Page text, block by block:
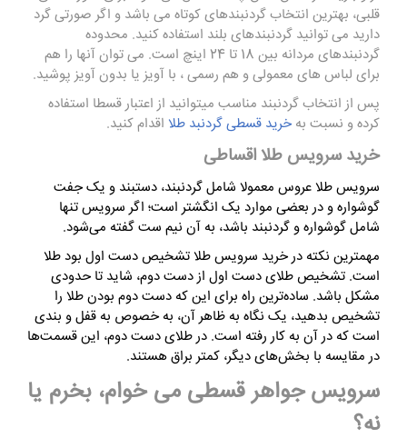
قلبی، بهترین انتخاب گردنبندهای کوتاه می باشد و اگر صورتی گرد
دارید می توانید گردنبندهای بلند استفاده کنید. محدوده
گردنبندهای مردانه بین 18 تا 24 اینچ است. می توان آنها را هم
برای لباس های معمولی و هم رسمی ، با آویز یا بدون آویز پوشید.
پس از انتخاب گردنبند مناسب میتوانید از اعتبار قسطا استفاده
کرده و نسبت به خرید قسطی گردنبد طلا اقدام کنید.
خرید سرویس طلا اقساطی
سرویس طلا عروس معمولا شامل گردنبند، دستبند و یک جفت
گوشواره و در بعضی موارد یک انگشتر است؛ اگر سرویس تنها
شامل گوشواره و گردنبند باشد، به آن نیم ست گفته می‌شود.
مهمترین نکته در خرید سرویس طلا تشخیص دست اول بود طلا
است. تشخیص طلای دست اول از دست دوم، شاید تا حدودی
مشکل باشد. ساده‌ترین راه برای این که دست دوم بودن طلا را
تشخیص بدهید، یک نگاه به ظاهر آن، به خصوص به قفل و بندی
است که در آن به کار رفته است. در طلای دست دوم، این قسمت‌ها
در مقایسه با بخش‌های دیگر، کمتر براق هستند.
سرویس جواهرقسطی می خوام، بخرم یا
نه؟